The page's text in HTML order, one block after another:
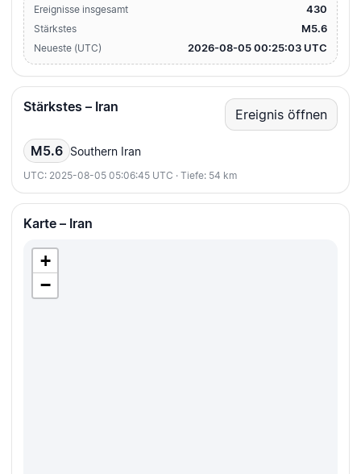
Ereignisse insgesamt 430
Stärkstes M5.6
Neueste (UTC) 2026-08-05 00:25:03 UTC
Stärkstes – Iran Ereignis öffnen
M5.6 Southern Iran
UTC: 2025-08-05 05:06:45 UTC · Tiefe: 54 km
Karte – Iran
+
−